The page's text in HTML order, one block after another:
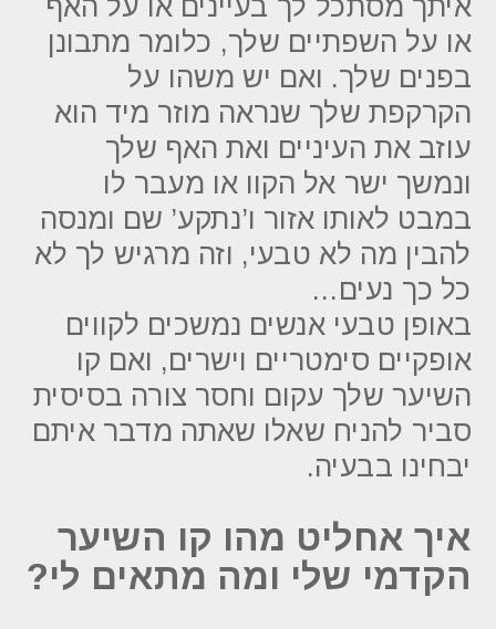
או על השפתיים שלך, כלומר מתבונן
בפנים שלך. ואם יש משהו על
הקרקפת שלך שנראה מוזר מיד הוא
עוזב את העיניים ואת האף שלך
ונמשך ישר אל הקוו או מעבר לו
במבט לאותו אזור ו’נתקע’ שם ומנסה
להבין מה לא טבעי, וזה מרגיש לך לא
כל כך נעים…
באופן טבעי אנשים נמשכים לקווים
אופקיים סימטריים וישרים, ואם קו
השיער שלך עקום וחסר צורה בסיסית
סביר להניח שאלו שאתה מדבר איתם
יבחינו בבעיה.
איך אחליט מהו קו השיער
הקדמי שלי ומה מתאים לי?